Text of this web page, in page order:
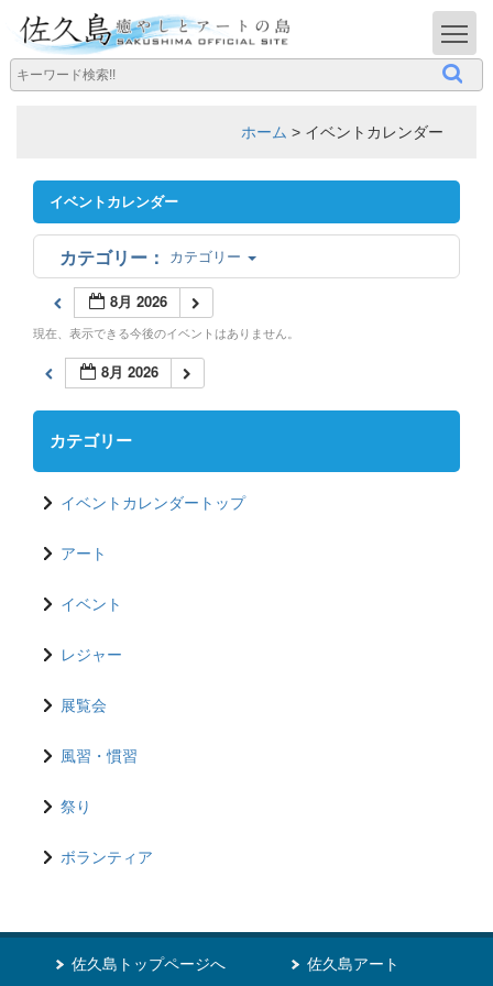
ホーム > イベントカレンダー
イベントカレンダー
カテゴリー
8月 2026
現在、表示できる今後のイベントはありません。
8月 2026
カテゴリー
イベントカレンダートップ
アート
イベント
レジャー
展覧会
風習・慣習
祭り
ボランティア
佐久島トップページへ 佐久島アート